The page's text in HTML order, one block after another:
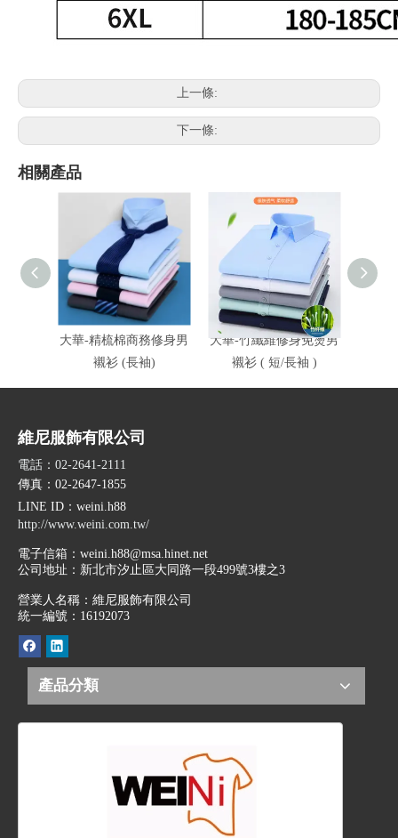
上一條:
下一條:
相關產品
大華-精梳棉商務修身男
襯衫 (長袖)
大華-竹纖維修身免燙男
襯衫 ( 短/長袖 )
維尼服飾有限公司
電話：02-2641-2111
傳真：02-2647-1855
LINE ID ：weini.h88
http://www.weini.com.tw/
電子信箱： weini.h88@msa.hinet.net
公司地址： 新北市汐止區大同路一段499號3樓之3
營業人名稱：維尼服飾有限公司
統一編號：16192073
產品分類